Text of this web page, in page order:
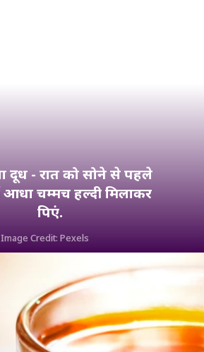
दूध - रात को सोने से पहले
आधा चम्मच हल्दी मिलाकर
पिएं.
Image Credit: Pexels